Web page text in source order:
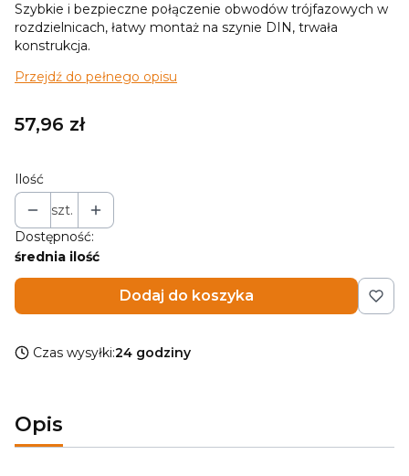
Szybkie i bezpieczne połączenie obwodów trójfazowych w
rozdzielnicach, łatwy montaż na szynie DIN, trwała
konstrukcja.
Przejdź do pełnego opisu
Cena
57,96 zł
Ilość
szt.
Dostępność:
średnia ilość
Dodaj do koszyka
Czas wysyłki:24 godziny
Opis